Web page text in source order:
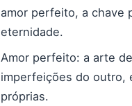
amor perfeito, a chave
eternidade.
Amor perfeito: a arte
imperfeições do outro,
próprias.